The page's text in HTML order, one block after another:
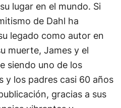
lugar en el mundo. Si
de Dahl ha
legado como autor en
muerte, James y el
siendo uno de los
y los padres casi 60 años
gracias a sus